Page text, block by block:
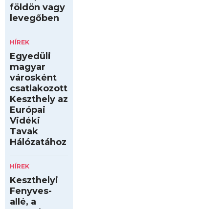
földön vagy
levegőben
HÍREK
Egyedüli
magyar
városként
csatlakozott
Keszthely az
Európai
Vidéki
Tavak
Hálózatához
HÍREK
Keszthelyi
Fenyves-
allé, a